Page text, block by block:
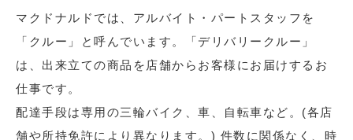
マクドナルドでは、アルバイト・パートスタッフを
「クルー」と呼んでいます。「デリバリークルー」
は、出来立ての商品を店舗からお客様にお届けするお
仕事です。
配達手段は専用の三輪バイク、車、自転車など。(各店
舗や所持免許により異なります。) 件数に関係なく、時